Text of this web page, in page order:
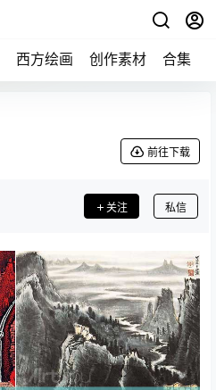
西方绘画 创作素材 合集
前往下载
关注 私信